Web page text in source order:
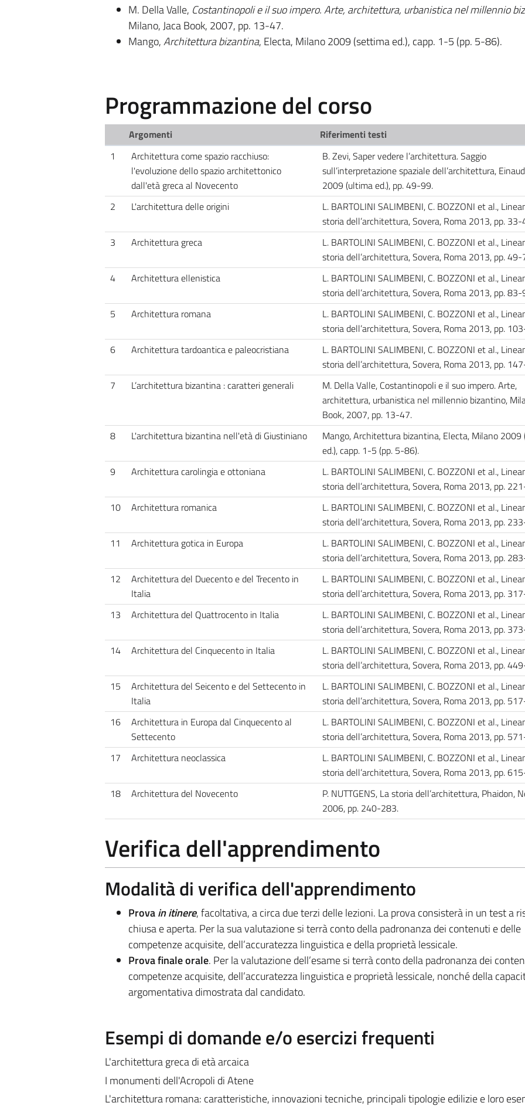
M. Della Valle, Costantinopoli e il suo impero. Arte, architettura, urbanistica nel millennio
Milano, Jaca Book, 2007, pp. 13-47.
Mango,Architettura bizantina, Electa, Milano 2009 (settima ed.), capp. 1-5 (pp. 5-86).
Programmazione del corso
Argomenti
Riferimenti testi
1
Architettura come spazio racchiuso:
l'evoluzione dello spazio architettonico
dall'età greca al Novecento
B. Zevi, Saper vedere l’architettura. Saggio
sull’interpretazione spaziale dell’architettura,
2009 (ultima ed.), pp. 49-99.
2
L'architettura delle origini
L. BARTOLINI SALIMBENI, C. BOZZONI et al.,
storia dell’architettura, Sovera, Roma 2013, pp. 33-
3
Architettura greca
L. BARTOLINI SALIMBENI, C. BOZZONI et al.,
storia dell’architettura, Sovera, Roma 2013, pp. 49-
4
Architettura ellenistica
L. BARTOLINI SALIMBENI, C. BOZZONI et al.,
storia dell’architettura, Sovera, Roma 2013, pp. 83-
5
Architettura romana
L. BARTOLINI SALIMBENI, C. BOZZONI et al.,
storia dell’architettura, Sovera, Roma 2013, pp.
6
Architettura tardoantica e paleocristiana
L. BARTOLINI SALIMBENI, C. BOZZONI et al.,
storia dell’architettura, Sovera, Roma 2013, pp.
7
L’architettura bizantina : caratteri generali
M. Della Valle, Costantinopoli e il suo impero. Arte,
architettura, urbanistica nel millennio bizantino,
Book, 2007, pp. 13-47.
8
L'architettura bizantina nell'età di Giustiniano
Mango, Architettura bizantina, Electa, Milano 2009
ed.), capp. 1-5 (pp. 5-86).
9
Architettura carolingia e ottoniana
L. BARTOLINI SALIMBENI, C. BOZZONI et al.,
storia dell’architettura, Sovera, Roma 2013, pp.
10
Architettura romanica
L. BARTOLINI SALIMBENI, C. BOZZONI et al.,
storia dell’architettura, Sovera, Roma 2013, pp.
11
Architettura gotica in Europa
L. BARTOLINI SALIMBENI, C. BOZZONI et al.,
storia dell’architettura, Sovera, Roma 2013, pp.
12
Architettura del Duecento e del Trecento in
Italia
L. BARTOLINI SALIMBENI, C. BOZZONI et al.,
storia dell’architettura, Sovera, Roma 2013, pp.
13
Architettura del Quattrocento in Italia
L. BARTOLINI SALIMBENI, C. BOZZONI et al.,
storia dell’architettura, Sovera, Roma 2013, pp.
14
Architettura del Cinquecento in Italia
L. BARTOLINI SALIMBENI, C. BOZZONI et al.,
storia dell’architettura, Sovera, Roma 2013, pp.
15
Architettura del Seicento e del Settecento in
Italia
L. BARTOLINI SALIMBENI, C. BOZZONI et al.,
storia dell’architettura, Sovera, Roma 2013, pp.
16
Architettura in Europa dal Cinquecento al
Settecento
L. BARTOLINI SALIMBENI, C. BOZZONI et al.,
storia dell’architettura, Sovera, Roma 2013, pp.
17
Architettura neoclassica
L. BARTOLINI SALIMBENI, C. BOZZONI et al.,
storia dell’architettura, Sovera, Roma 2013, pp.
18
Architettura del Novecento
P. NUTTGENS, La storia dell’architettura, Phaidon,
2006, pp. 240-283.
Verifica dell'apprendimento
Modalità di verifica dell'apprendimento
Provain itinere, facoltativa, a circa due terzi delle lezioni. La prova consisterà in un test a
chiusa e aperta. Per la sua valutazione si terrà conto della padronanza dei contenuti e delle
competenze acquisite, dell’accuratezza linguistica e della proprietà lessicale.
Prova finale orale. Per la valutazione dell’esame si terrà conto della padronanza dei
competenze acquisite, dell’accuratezza linguistica e proprietà lessicale, nonché della
argomentativa dimostrata dal candidato.
Esempi di domande e/o esercizi frequenti
L'architettura greca di età arcaica
I monumenti dell'Acropoli di Atene
L'architettura romana: caratteristiche, innovazioni tecniche, principali tipologie edilizie e loro